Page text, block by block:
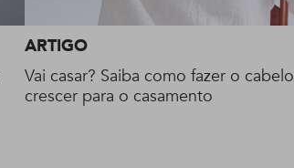
ARTIGO
Vai casar? Saiba como fazer o cabelo
crescer para o casamento